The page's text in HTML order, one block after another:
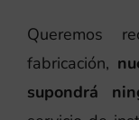
Queremos
fabricación,
supondrá